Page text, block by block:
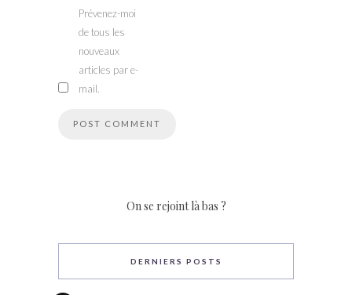
Prévenez-moi
de tous les
nouveaux
articles par e-
mail.
On se rejoint là bas ?
DERNIERS POSTS